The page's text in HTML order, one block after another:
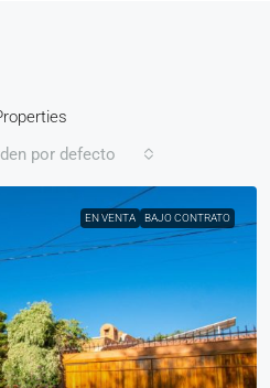
por defecto
EN VENTA BAJO CONTRATO